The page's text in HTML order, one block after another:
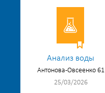
Анализ воды
Антонова-Овсеенко 61
25/03/2026